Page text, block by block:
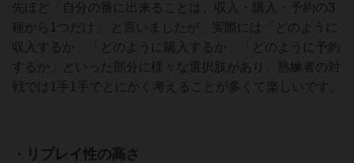
先ほど「自分の番に出来ることは、収入・購入・予約の3
種から1つだけ」 と言いましたが、実際には「どのように
収入するか」「どのように購入するか」「どのように予約
するか」といった部分に様々な選択肢があり、熟練者の対
戦では1手1手でとにかく考えることが多くて楽しいです。
・リプレイ性の高さ